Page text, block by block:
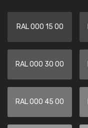
RAL 000 15 00
RAL 000 30 00
RAL 000 45 00